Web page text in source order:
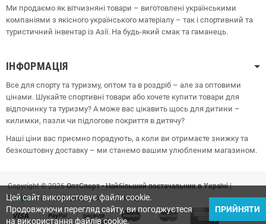
Ми продаємо як вітчизняні товари – виготовлені українськими
компаніями з якісного українського матеріалу – так і спортивний та
туристичний інвентар із Азії. На будь-який смак та гаманець.
ІНФОРМАЦІЯ
Все для спорту та туризму, оптом та в роздріб – але за оптовими
цінами. Шукайте спортивні товари або хочете купити товари для
відпочинку та туризму? А може вас цікавить щось для дитини –
килимки, пазли чи підлогове покриття в дитячу?
Наші ціни вас приємно порадують, а коли ви отримаєте знижку та
безкоштовну доставку – ми станемо вашим улюбленим магазином.
Copyright © 2026ОптСпорт • Найбільший постачальник в Україні|
OptSport– все найкраще в одному місці!
Цей сайт використовує файли cookie.
Продовжуючи перегляд сайту, ви погоджуєтеся
на використання файлів cookie.
ПРИЙНЯТИ